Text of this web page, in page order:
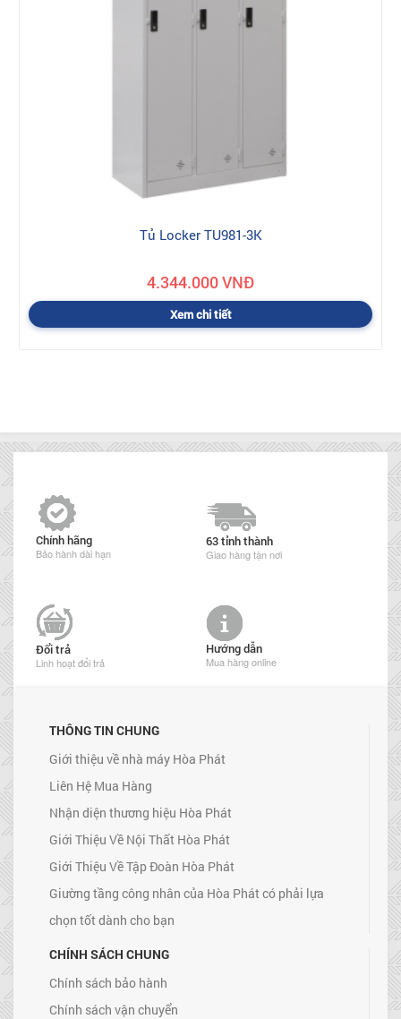
Tủ Locker TU981-3K
4.344.000 VNĐ
Xem chi tiết
Chính hãng
Bảo hành dài hạn
63 tỉnh thành
Giao hàng tận nơi
Đổi trả
Linh hoạt đổi trả
Hướng dẫn
Mua hàng online
THÔNG TIN CHUNG
Giới thiệu về nhà máy Hòa Phát
Liên Hệ Mua Hàng
Nhận diện thương hiệu Hòa Phát
Giới Thiệu Về Nội Thất Hòa Phát
Giới Thiệu Về Tập Đoàn Hòa Phát
Giường tầng công nhân của Hòa Phát có phải lựa
chọn tốt dành cho bạn
CHÍNH SÁCH CHUNG
Chính sách bảo hành
Chính sách vận chuyển